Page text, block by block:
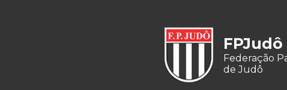
FPJudô
Federação
de Judô